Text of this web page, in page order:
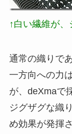
↑白い繊維が
通常の織りで
一方向への力
が、deXmaで
ジグザグな織
め効果が発揮